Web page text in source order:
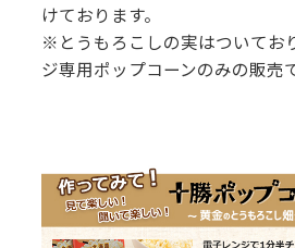
けております。
※とうもろこしの実はついてお
ジ専用ポップコーンのみの販売で